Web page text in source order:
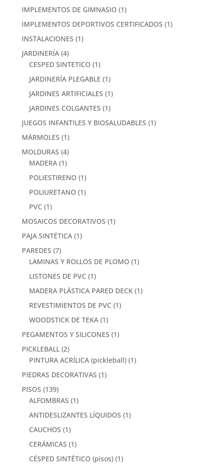
IMPLEMENTOS DE GIMNASIO (1)
IMPLEMENTOS DEPORTIVOS CERTIFICADOS (1)
INSTALACIONES (1)
JARDINERÍA (4)
CESPED SINTETICO (1)
JARDINERÍA PLEGABLE (1)
JARDINES ARTIFICIALES (1)
JARDINES COLGANTES (1)
JUEGOS INFANTILES Y BIOSALUDABLES (1)
MÁRMOLES (1)
MOLDURAS (4)
MADERA (1)
POLIESTIRENO (1)
POLIURETANO (1)
PVC (1)
MOSAICOS DECORATIVOS (1)
PAJA SINTÉTICA (1)
PAREDES (7)
LAMINAS Y ROLLOS DE PLOMO (1)
LISTONES DE PVC (1)
MADERA PLÁSTICA PARED DECK (1)
REVESTIMIENTOS DE PVC (1)
WOODSTICK DE TEKA (1)
PEGAMENTOS Y SILICONES (1)
PICKLEBALL (2)
PINTURA ACRÍLICA (pickleball) (1)
PIEDRAS DECORATIVAS (1)
PISOS (139)
ALFOMBRAS (1)
ANTIDESLIZANTES LÍQUIDOS (1)
CAUCHOS (1)
CERÁMICAS (1)
CÉSPED SINTÉTICO (pisos) (1)